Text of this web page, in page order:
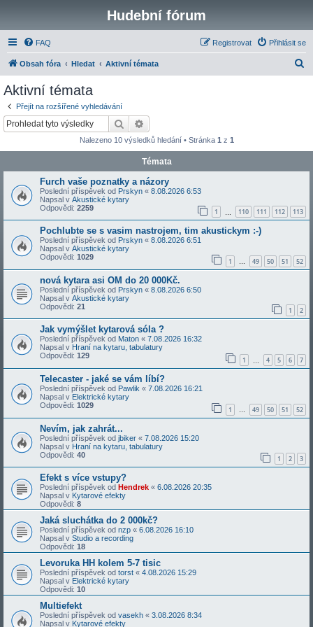
Hudební fórum
FAQ Přihlásit se
Registrovat
Obsah fóra Hledat Aktivní témata
Aktivní témata
Přejít na rozšířené vyhledávání
Hledat
Nalezeno 10 výsledků hledání • Stránka 1 z 1
Témata
Furch vaše poznatky a názory
Poslední příspěvek od Prskyn « 8.08.2026 6:53
Napsal v Akustické kytary
Odpovědi: 2259 1 110 111 112 113
Pochlubte se s vasim nastrojem, tim akustickym :-)
Poslední příspěvek od Prskyn « 8.08.2026 6:51
Napsal v Akustické kytary
Odpovědi: 1029 1 … 49 50 51 52
nová kytara asi OM do 20 000Kč.
Poslední příspěvek od Prskyn « 8.08.2026 6:50
Napsal v Akustické kytary
Odpovědi: 21 1 2
Jak vymýšlet kytarová sóla ?
Poslední příspěvek od Maton « 7.08.2026 16:32
Napsal v Hraní na kytaru, tabulatury
Odpovědi: 129 1 4 5 6 7
Telecaster - jaké se vám líbí?
Poslední příspěvek od Pawlik « 7.08.2026 16:21
Napsal v Elektrické kytary
Odpovědi: 1029 1 … 49 50 51 52
Nevím, jak zahrát...
Poslední příspěvek od jbiker « 7.08.2026 15:20
Napsal v Hraní na kytaru, tabulatury
Odpovědi: 40 1 2 3
Efekt s více vstupy?
Poslední příspěvek od Hendrek « 6.08.2026 20:35
Napsal v Kytarové efekty
Odpovědi: 8
Jaká sluchátka do 2 000kč?
Poslední příspěvek od nzp « 6.08.2026 16:10
Napsal v Studio a recording
Odpovědi: 18
Levoruka HH kolem 5-7 tisic
Poslední příspěvek od torst « 4.08.2026 15:29
Napsal v Elektrické kytary
Odpovědi: 10
Multiefekt
Poslední příspěvek od vasekh « 3.08.2026 8:34
Napsal v Kytarové efekty